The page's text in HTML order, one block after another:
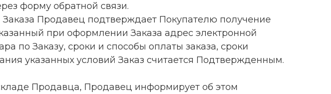
форму обратной связи.
Продавец подтверждает Покупателю получение
при оформлении Заказа адрес электронной
по Заказу, сроки и способы оплаты заказа, сроки
указанных условий Заказ считается Подтвержденным.
Продавца, Продавец информирует об этом